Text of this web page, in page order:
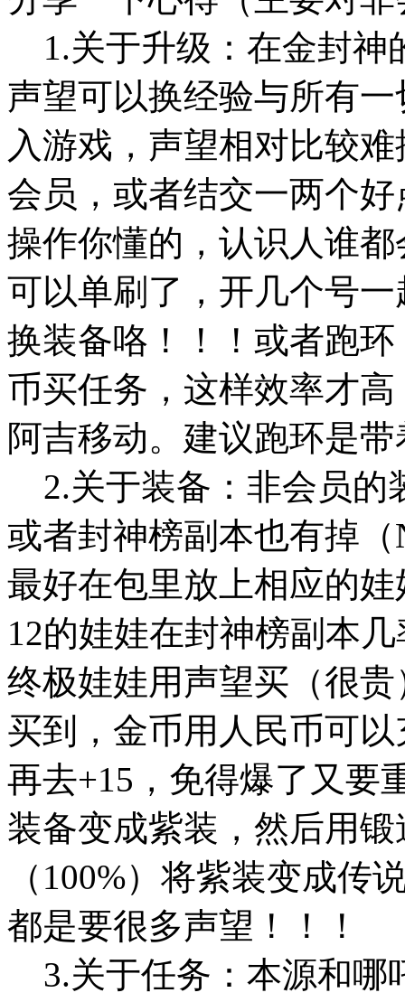
1.关于升级：在金封神
声望可以换经验与所有
入游戏，声望相对比较
会员，或者结交一两个
操作你懂的，认识人谁
可以单刷了，开几个号
换装备咯！！！或者跑
币买任务，这样效率才
阿吉移动。建议跑环是
2.关于装备：非会员的
或者封神榜副本也有掉
最好在包里放上相应的
12的娃娃在封神榜副本
终极娃娃用声望买（很
买到，金币用人民币可
再去+15，免得爆了又要
装备变成紫装，然后用
（100%）将紫装变成传
都是要很多声望！！！
3.关于任务：本源和哪